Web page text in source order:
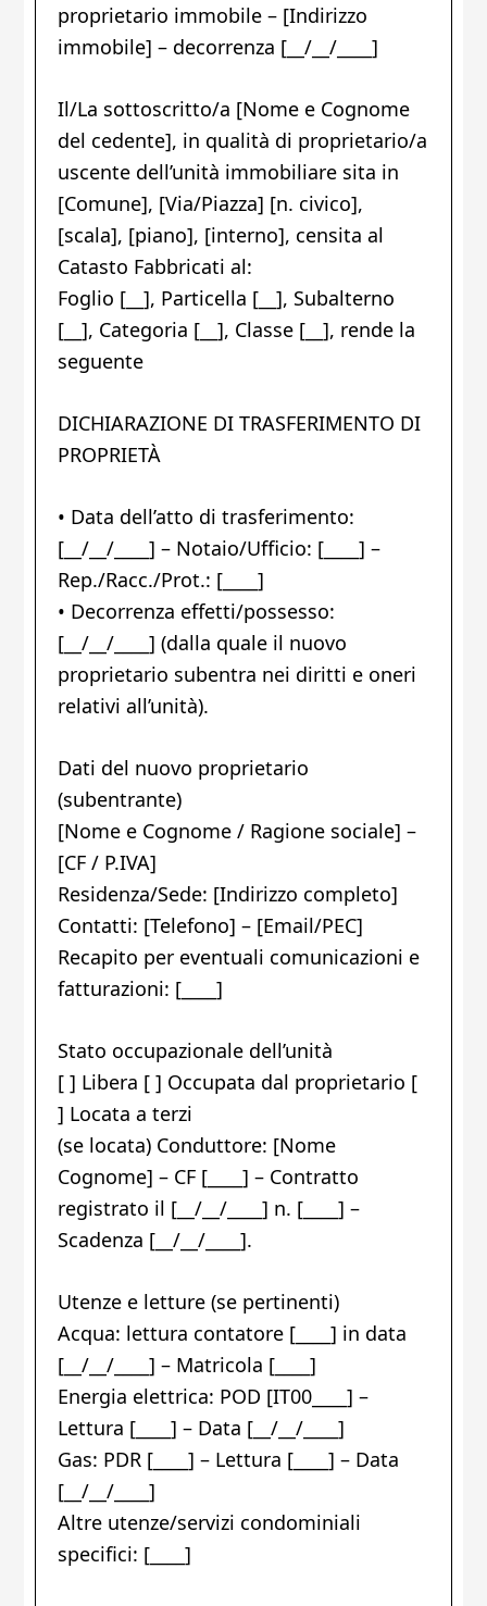
proprietario immobile – [Indirizzo
immobile] – decorrenza [__/__/____]
Il/La sottoscritto/a [Nome e Cognome
del cedente], in qualità di proprietario/a
uscente dell’unità immobiliare sita in
[Comune], [Via/Piazza] [n. civico],
[scala], [piano], [interno], censita al
Catasto Fabbricati al:
Foglio [__], Particella [__], Subalterno
[__], Categoria [__], Classe [__], rende la
seguente
DICHIARAZIONE DI TRASFERIMENTO DI
PROPRIETÀ
• Data dell’atto di trasferimento:
[__/__/____] – Notaio/Ufficio: [____] –
Rep./Racc./Prot.: [____]
• Decorrenza effetti/possesso:
[__/__/____] (dalla quale il nuovo
proprietario subentra nei diritti e oneri
relativi all’unità).
Dati del nuovo proprietario
(subentrante)
[Nome e Cognome / Ragione sociale] –
[CF / P.IVA]
Residenza/Sede: [Indirizzo completo]
Contatti: [Telefono] – [Email/PEC]
Recapito per eventuali comunicazioni e
fatturazioni: [____]
Stato occupazionale dell’unità
[ ] Libera [ ] Occupata dal proprietario [
] Locata a terzi
(se locata) Conduttore: [Nome
Cognome] – CF [____] – Contratto
registrato il [__/__/____] n. [____] –
Scadenza [__/__/____].
Utenze e letture (se pertinenti)
Acqua: lettura contatore [____] in data
[__/__/____] – Matricola [____]
Energia elettrica: POD [IT00____] –
Lettura [____] – Data [__/__/____]
Gas: PDR [____] – Lettura [____] – Data
[__/__/____]
Altre utenze/servizi condominiali
specifici: [____]